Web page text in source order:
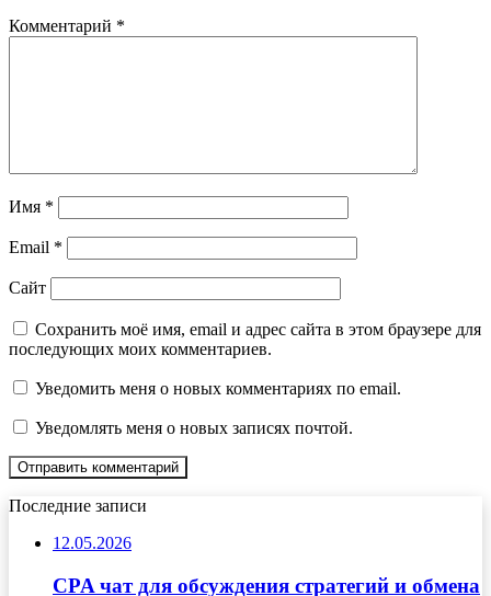
Комментарий *
Имя *
Email *
Сайт
Сохранить моё имя, email и адрес сайта в этом браузере для
последующих моих комментариев.
Уведомить меня о новых комментариях по email.
Уведомлять меня о новых записях почтой.
Последние записи
12.05.2026
CPA чат для обсуждения стратегий и обмена